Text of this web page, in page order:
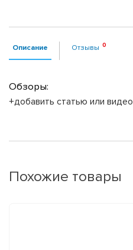
Описание Отзывы
Обзоры:
+добавить статью или видео
Похожие товары